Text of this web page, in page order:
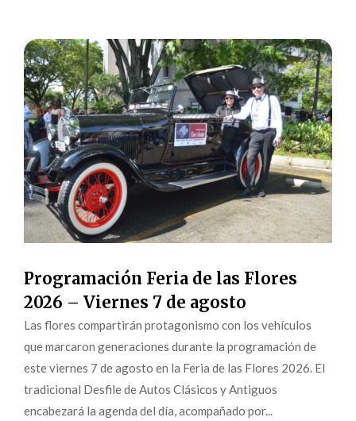
Programación Feria de las Flores
2026 – Viernes 7 de agosto
Las flores compartirán protagonismo con los vehículos
que marcaron generaciones durante la programación de
este viernes 7 de agosto en la Feria de las Flores 2026. El
tradicional Desfile de Autos Clásicos y Antiguos
encabezará la agenda del día, acompañado por...